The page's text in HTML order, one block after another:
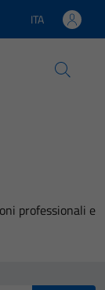
Lingua attiva:
ITA
professionali e